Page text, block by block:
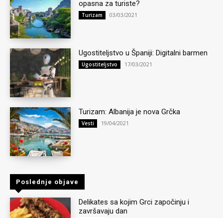
opasna za turiste?
Turizam 03/03/2021
Ugostiteljstvo u Španiji: Digitalni barmen
Ugostiteljstvo 17/03/2021
Turizam: Albanija je nova Grčka
Vesti 19/04/2021
Poslednje objave
Delikates sa kojim Grci započinju i
završavaju dan